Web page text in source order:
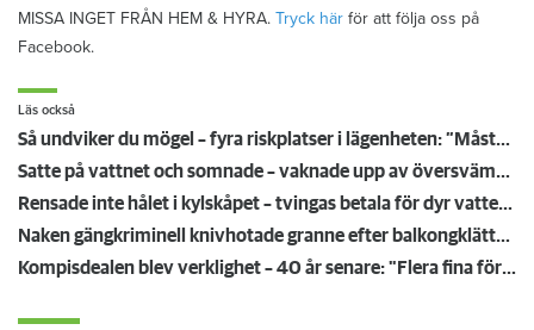
MISSA INGET FRÅN HEM & HYRA. Tryck här för att följa oss på
Facebook.
Läs också
Så undviker du mögel – fyra riskplatser i lägenheten: ”Måste städa bort”
Satte på vattnet och somnade – vaknade upp av översvämning hos grannen
Rensade inte hålet i kylskåpet – tvingas betala för dyr vattenskada
Naken gängkriminell knivhotade granne efter balkongklättring
Kompisdealen blev verklighet – 40 år senare: "Flera fina fördelar med att dela bostad"